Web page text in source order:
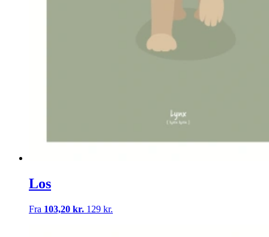
Los
Fra 103,20 kr. 129 kr.